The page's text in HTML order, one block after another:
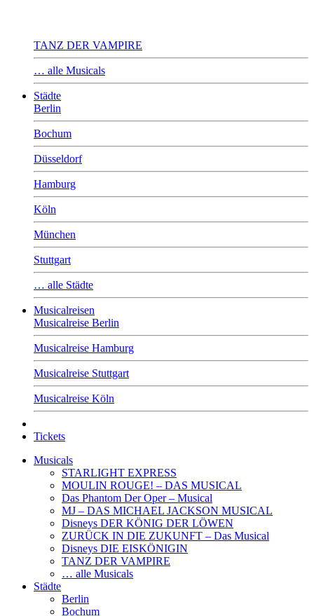
TANZ DER VAMPIRE
… alle Musicals
Städte
Berlin
Bochum
Düsseldorf
Hamburg
Köln
München
Stuttgart
… alle Städte
Musicalreisen
Musicalreise Berlin
Musicalreise Hamburg
Musicalreise Stuttgart
Musicalreise Köln
Tickets
Musicals
STARLIGHT EXPRESS
MOULIN ROUGE! – DAS MUSICAL
Das Phantom Der Oper – Musical
MJ – DAS MICHAEL JACKSON MUSICAL
Disneys DER KÖNIG DER LÖWEN
ZURÜCK IN DIE ZUKUNFT – Das Musical
Disneys DIE EISKÖNIGIN
TANZ DER VAMPIRE
… alle Musicals
Städte
Berlin
Bochum